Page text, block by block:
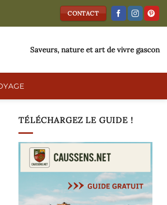
CONTACT
Saveurs, nature et art de vivre gascon
TÉLÉCHARGEZ LE GUIDE !